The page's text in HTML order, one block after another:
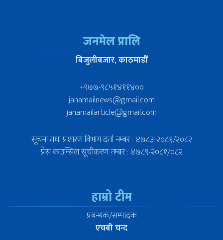
जनमेल प्रालि
बिजुलीबजार, काठमाडौँ
+९७७-९८५१४११४००
janamailnews@gmail.com
janamailarticle@gmail.com
सूचना तथा प्रशारण विभाग दर्ता नम्बर : ४७८३-२०८१/२०८२
प्रेस काउन्सिल सूचीकरण नम्बर : ४७८९-२०८१/०८२
हाम्रो टीम
प्रबन्धक/सम्पादक
एचबी चन्द